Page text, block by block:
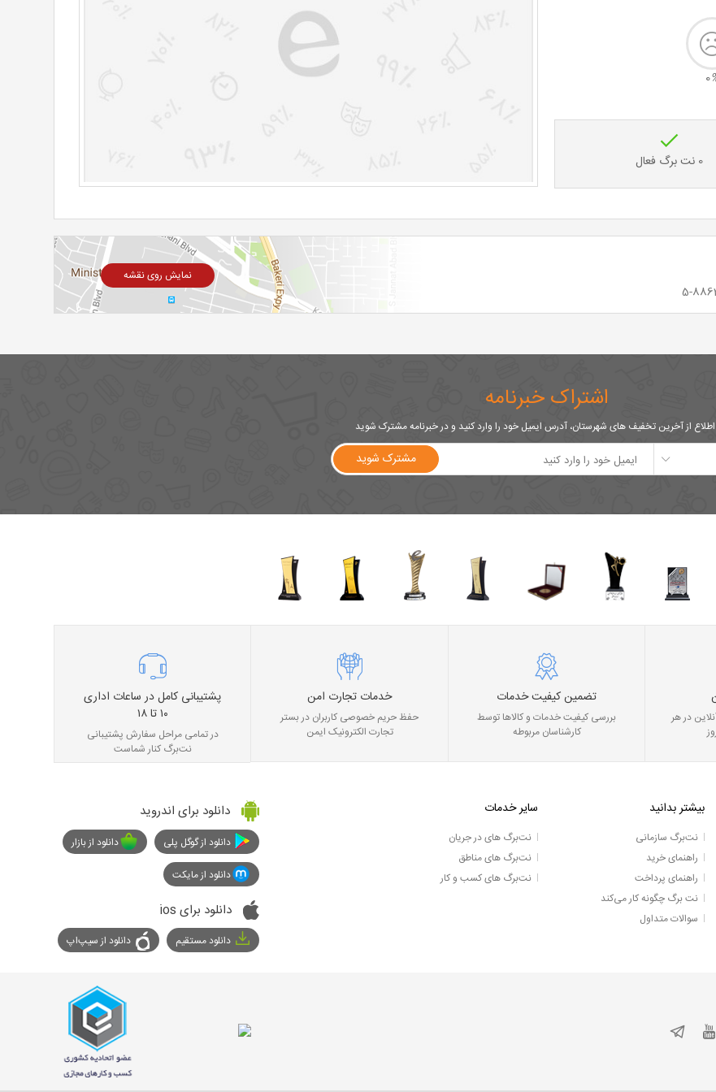
0
0 نت برگ فعال
نمایش روی نقشه
اشتراک خبرنامه
از آخرین تخفیف های شهرستان، آدرس ایمیل خود را وارد کنید و در خبرنامه مشترک شوید
مشترک شوید
در هر
تضمین کیفیت خدمات
بررسی کیفیت خدمات و کالاها توسط
کارشناسان مربوطه
خدمات تجارت امن
حفظ حریم خصوصی کاربران در بستر
تجارت الکترونیک ایمن
پشتیبانی کامل در ساعات اداری
۱۰ تا ۱۸
در تمامی مراحل سفارش پشتیبانی
نت‌برگ کنار شماست
دانلود برای اندروید
دانلود از گوگل پلی
دانلود از بازار
دانلود از مایکت
دانلود برای ios
دانلود مستقیم دانلود از سیپ‌اپ
بیشتر بدانید
نت‌برگ سازمانی
راهنمای خرید
راهنمای پرداخت
نت برگ چگونه کار می‌کند
سوالات متداول
سایر خدمات
نت‌برگ های در جریان
نت‌برگ های مناطق
نت‌برگ های کسب و کار